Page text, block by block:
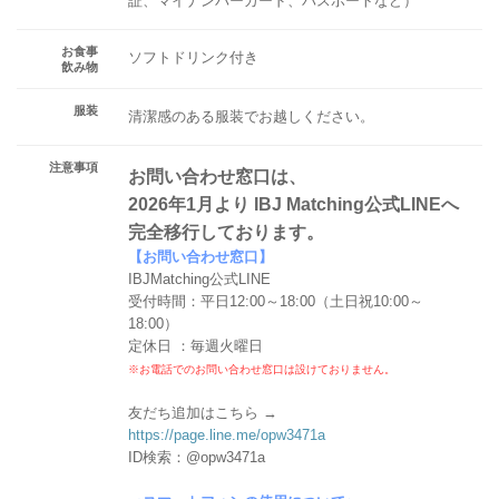
お食事
飲み物
ソフトドリンク付き
服装 清潔感のある服装でお越しください。
注意事項
お問い合わせ窓口は、
2026年1月より IBJ Matching公式LINEへ
完全移行しております。
【お問い合わせ窓口】
IBJMatching公式LINE
受付時間：平日12:00～18:00（土日祝10:00～
18:00）
定休日 ：毎週火曜日
※お電話でのお問い合わせ窓口は設けておりません。
友だち追加はこちら →
https://page.line.me/opw3471a
ID検索：@opw3471a